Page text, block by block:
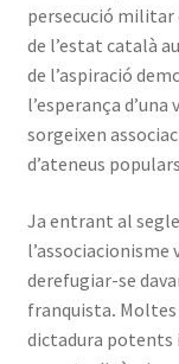
persecució militar
de l’estat català
de l’aspiració
l’esperança
sorgeixen
d’ateneus
Ja entrant al segle
l’associacionisme
derefugiar-se
franquista. Moltes
dictadura potents